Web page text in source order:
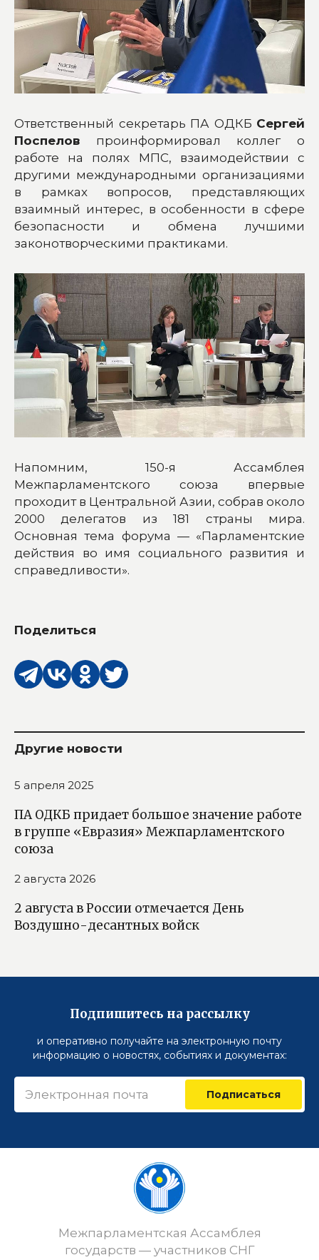
Ответственный секретарь ПА ОДКБ Сергей
Поспелов проинформировал коллег о
работе на полях МПС, взаимодействии с
другими международными организациями
в рамках вопросов, представляющих
взаимный интерес, в особенности в сфере
безопасности и обмена лучшими
законотворческими практиками.
Напомним, 150-я Ассамблея
Межпарламентского союза впервые
проходит в Центральной Азии, собрав около
2000 делегатов из 181 страны мира.
Основная тема форума — «Парламентские
действия во имя социального развития и
справедливости».
Поделиться
Другие новости
5 апреля 2025
ПА ОДКБ придает большое значение работе
в группе «Евразия» Межпарламентского
союза
2 августа 2026
2 августа в России отмечается День
Воздушно-десантных войск
Подпишитесь на рассылку
и оперативно получайте на электронную почту
информацию о новостях, событиях и документах:
Подписаться
Межпарламентская Ассамблея
государств — участников СНГ